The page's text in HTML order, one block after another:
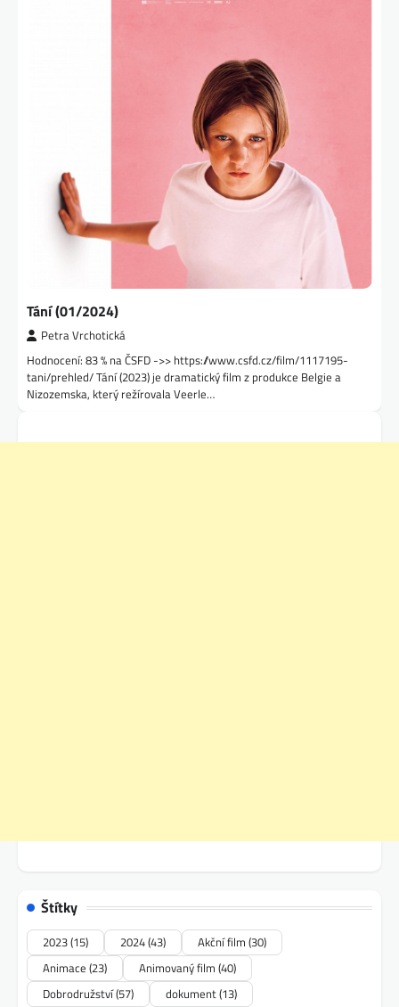
Tání (01/2024)
Petra Vrchotická
Hodnocení: 83 % na ČSFD ->> https://www.csfd.cz/film/1117195-
tani/prehled/ Tání (2023) je dramatický film z produkce Belgie a
Nizozemska, který režírovala Veerle…
Štítky
2023(15) 2024(43) Akční film (30)
Animace (23) Animovaný film (40)
Dobrodružství(57) dokument(13)